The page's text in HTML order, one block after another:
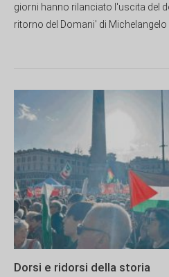
giorni hanno rilanciato l'uscita del
ritorno del Domani' di Michelangelo
Dorsi e ridorsi della storia